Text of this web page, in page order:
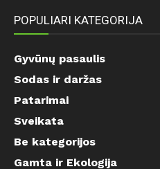
POPULIARI KATEGORIJA
Gyvūnų pasaulis
Sodas ir daržas
Patarimai
Sveikata
Be kategorijos
Gamta ir Ekologija